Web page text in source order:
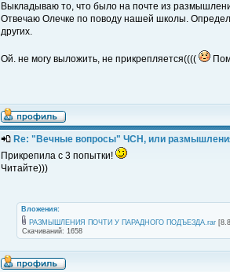
Выкладываю то, что было на почте из
Отвечаю Олечке по поводу нашей школы.
других.
Ой. не могу выложить, не прикрепляется((((
Re: "Вечные вопросы" ЧСН, или
Прикрепила с 3 попытки!
Читайте)))
Вложения:
РАЗМЫШЛЕНИЯ ПОЧТИ У ПАРАДНОГО ПОДЪЕЗДА.rar
Скачиваний: 1658